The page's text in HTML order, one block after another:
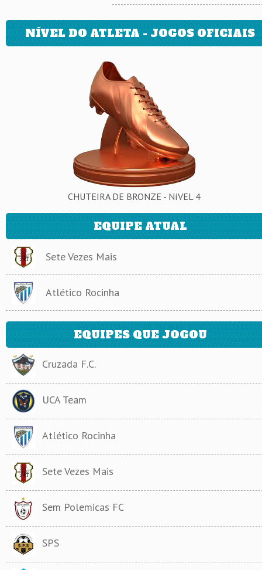
NÍVEL DO ATLETA - JOGOS OFICIAIS
CHUTEIRA DE BRONZE - NíVEL 4
EQUIPE ATUAL
Sete Vezes Mais
Atlético Rocinha
EQUIPES QUE JOGOU
Cruzada F.C.
UCA Team
Atlético Rocinha
Sete Vezes Mais
Sem Polemicas FC
SPS